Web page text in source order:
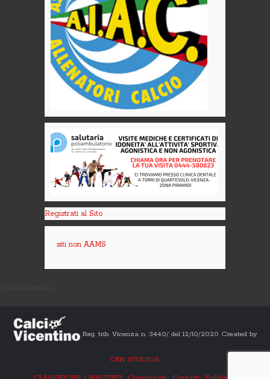
Registrati al Sito
siti non AAMS
Reg. trib. Vicenza n. 3440/ del 12/10/2020 Created by
CKN STUDIOS.